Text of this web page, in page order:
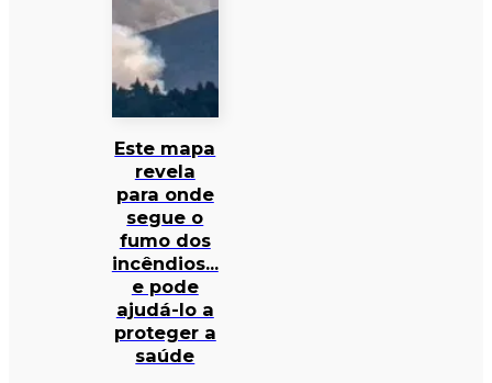
Este mapa
revela
para onde
segue o
fumo dos
incêndios…
e pode
ajudá-lo a
proteger a
saúde